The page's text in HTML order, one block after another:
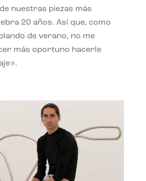
nuestras piezas más
20 años. Así que, como
de verano, no me
más oportuno hacerle